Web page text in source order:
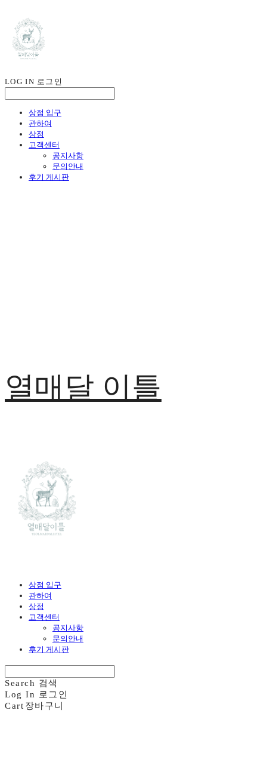
LOG IN 로그인
상점 입구
관하여
상점
고객센터
공지사항
문의안내
후기 게시판
열매달 이틀
상점 입구
관하여
상점
고객센터
공지사항
문의안내
후기 게시판
Search 검색
Log In
로그인
Cart 장바구니